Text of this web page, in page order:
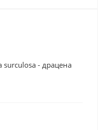
surculosa - драцена